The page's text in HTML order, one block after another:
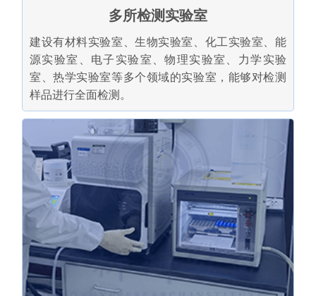
多所检测实验室
建设有材料实验室、生物实验室、化工实验室、能
源实验室、电子实验室、物理实验室、力学实验
室、热学实验室等多个领域的实验室，能够对检测
样品进行全面检测。